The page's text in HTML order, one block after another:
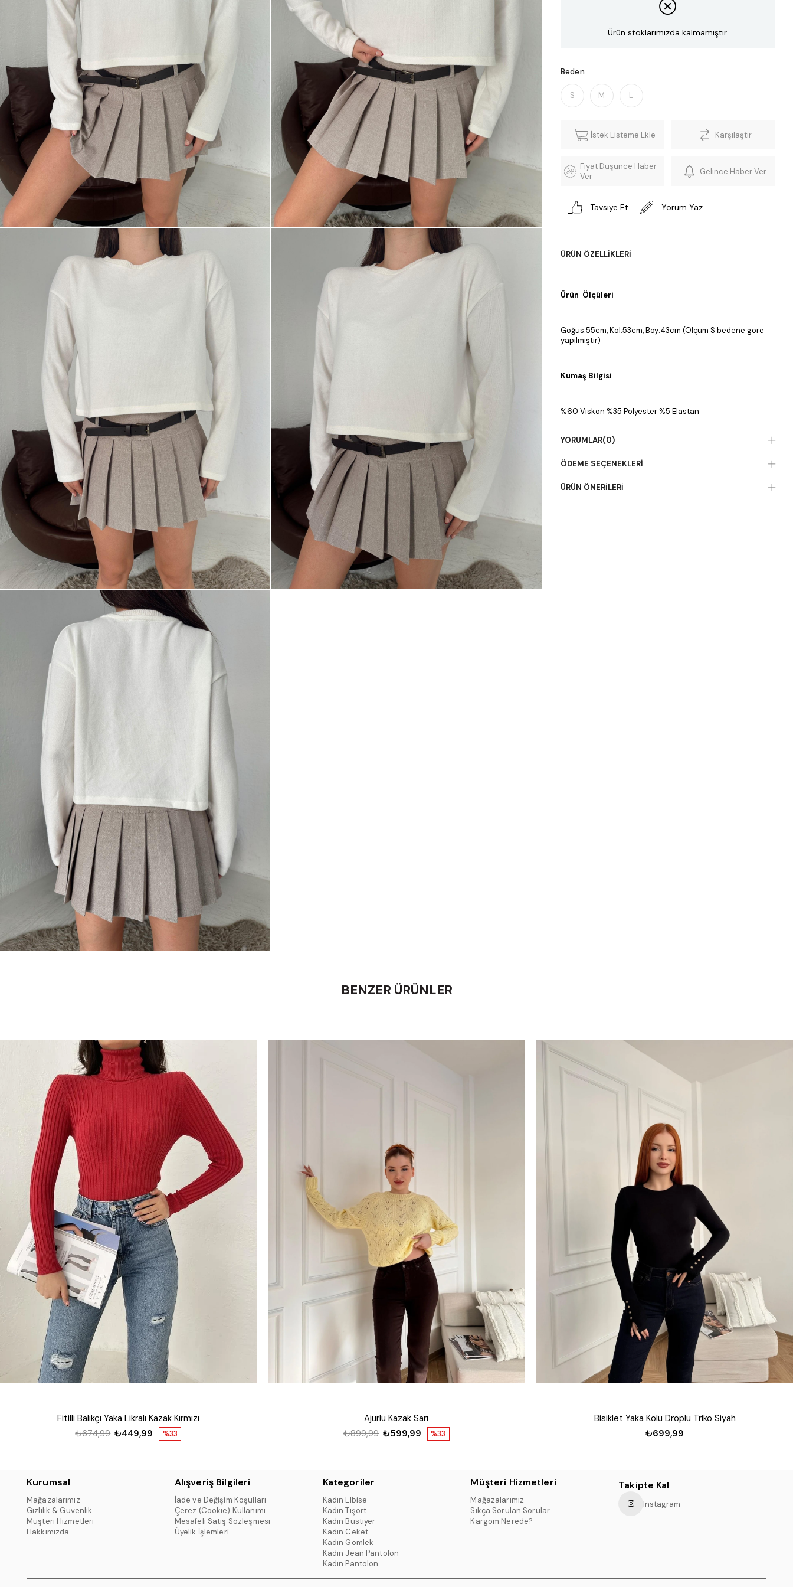
Ürün stoklarımızda kalmamıştır.
Beden
S M L
İstek Listeme Ekle Karşılaştır
Fiyat Düşünce Haber
Ver
Gelince Haber Ver
Tavsiye Et Yorum Yaz
ÜRÜN ÖZELLIKLERI
Ürün Ölçüleri
Göğüs:55cm, Kol:53cm, Boy:43cm (Ölçüm S bedene göre
yapılmıştır)
Kumaş Bilgisi
%60 Viskon %35 Polyester %5 Elastan
YORUMLAR(0)
ÖDEME SEÇENEKLERI
ÜRÜN ÖNERILERI
BENZER ÜRÜNLER
Fitilli Balıkçı Yaka Likralı Kazak Kırmızı
%33
₺449,99
₺674,99
Ajurlu Kazak Sarı
%33
₺599,99
₺899,99
Bisiklet Yaka Kolu Droplu Triko Siyah
₺699,99
Kurumsal
Mağazalarımız
Gizlilik & Güvenlik
Müşteri Hizmetleri
Hakkımızda
Alışveriş Bilgileri
İade ve Değişim Koşulları
Çerez (Cookie) Kullanımı
Mesafeli Satış Sözleşmesi
Üyelik İşlemleri
Kategoriler
Kadın Elbise
Kadın Tişört
Kadın Büstiyer
Kadın Ceket
Kadın Gömlek
Kadın Jean Pantolon
Kadın Pantolon
Müşteri Hizmetleri
Mağazalarımız
Sıkça Sorulan Sorular
Kargom Nerede?
Takipte Kal
Instagram